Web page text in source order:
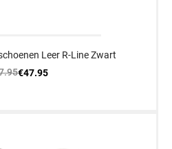
Leer R-Line Zwart
€47.95